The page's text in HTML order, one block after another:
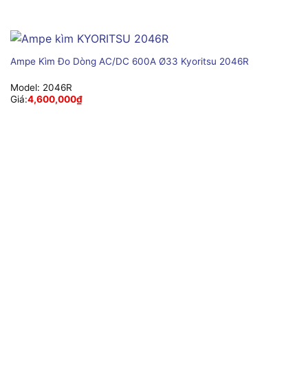
Ampe Kìm Đo Dòng AC/DC 600A Ø33 Kyoritsu 2046R
Model: 2046R
Giá:4,600,000₫